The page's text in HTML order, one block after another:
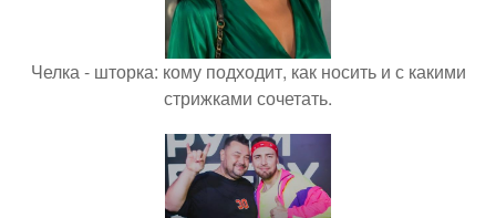
Челка - шторка: кому подходит, как носить и с какими
стрижками сочетать.